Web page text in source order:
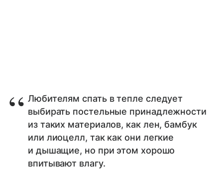
Любителям спать в тепле следует
выбирать постельные принадлежности
из таких материалов, как лен, бамбук
или лиоцелл, так как они легкие
и дышащие, но при этом хорошо
впитывают влагу.